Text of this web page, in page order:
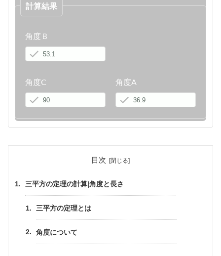
計算結果
角度Ｂ
角度C 角度A
目次
三平方の定理の計算|角度と長さ
三平方の定理とは
角度について